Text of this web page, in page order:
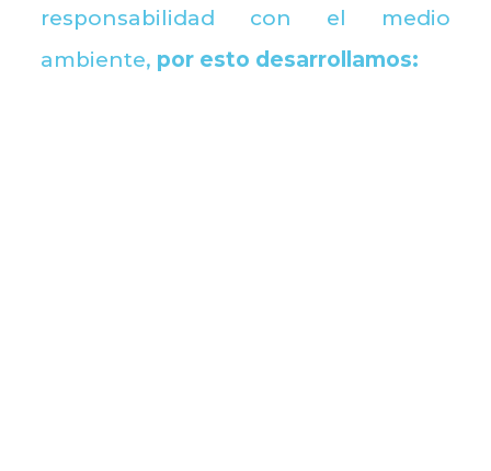
responsabilidad con el medio
ambiente, por esto desarrollamos: